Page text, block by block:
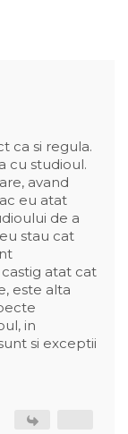
ca si regula.
cu studioul.
avand
eu atat
de a
stau cat
castig atat cat
este alta
in
si exceptii